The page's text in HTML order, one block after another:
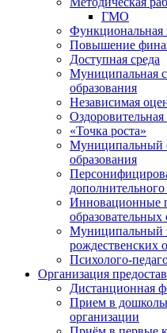
ГМО
Функциональная
Повышение
Доступная среда
Муниципальная
образования
Независимая
«Точка роста»
Муниципальный
образования
дополнительного
Инновационные
образовательных
Муниципальный
рождественских
Психолого-
Организация
Дистанционная
Прием в
организации